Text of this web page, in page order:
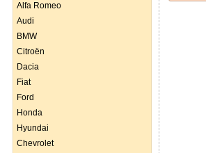
Alfa Romeo
Audi
BMW
Citroën
Dacia
Fiat
Ford
Honda
Hyundai
Chevrolet